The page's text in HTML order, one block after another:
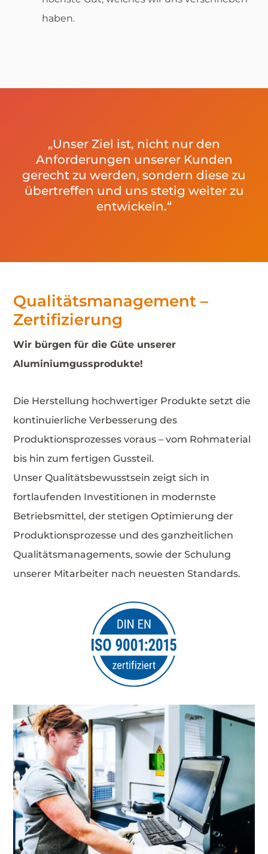
haben.
„Unser Ziel ist, nicht nur den
Anforderungen unserer Kunden
gerecht zu werden, sondern diese zu
übertreffen und uns stetig weiter zu
entwickeln.“
Qualitätsmanagement –
Zertifizierung
Wir bürgen für die Güte unserer
Aluminiumgussprodukte!
Die Herstellung hochwertiger Produkte setzt die
kontinuierliche Verbesserung des
Produktionsprozesses voraus – vom Rohmaterial
bis hin zum fertigen Gussteil.
Unser Qualitätsbewusstsein zeigt sich in
fortlaufenden Investitionen in modernste
Betriebsmittel, der stetigen Optimierung der
Produktionsprozesse und des ganzheitlichen
Qualitätsmanagements, sowie der Schulung
unserer Mitarbeiter nach neuesten Standards.